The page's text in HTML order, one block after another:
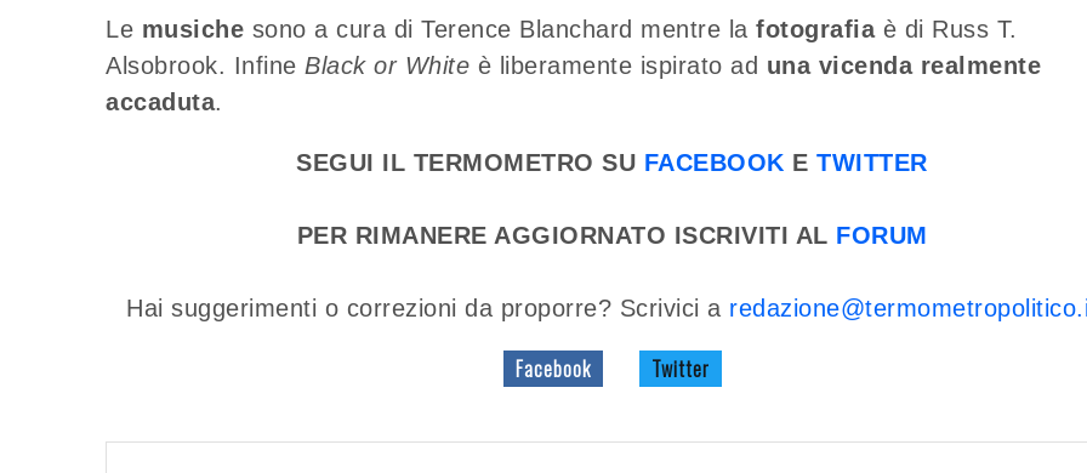
Le musiche sono a cura di Terence Blanchard mentre la fotografiaè di Russ T.
Alsobrook. Infine Black or White è liberamente ispirato ad una vicenda realmente
accaduta.
SEGUI IL TERMOMETRO SU FACEBOOK ETWITTER
PER RIMANERE AGGIORNATO ISCRIVITI AL FORUM
Hai suggerimenti o correzioni da proporre? Scrivici a
Facebook Twitter